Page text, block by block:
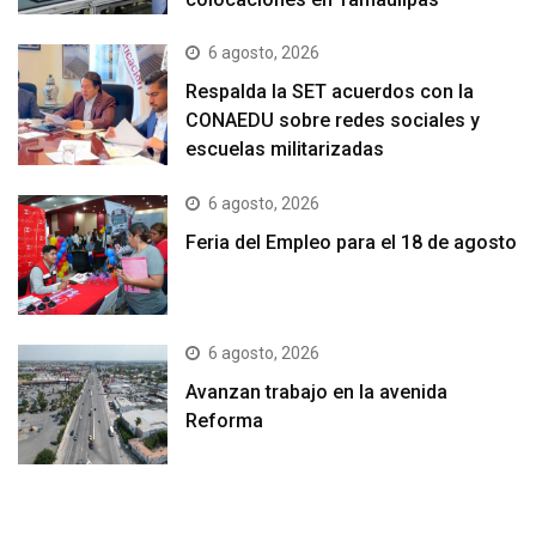
6 agosto, 2026
Respalda la SET acuerdos con la
CONAEDU sobre redes sociales y
escuelas militarizadas
6 agosto, 2026
Feria del Empleo para el 18 de agosto
6 agosto, 2026
Avanzan trabajo en la avenida
Reforma